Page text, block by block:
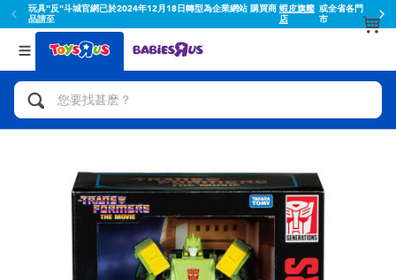
玩具"反"斗城官網已於2024年12月18日轉型為企業網站 購買商
品請至
蝦皮旗艦
店
或全省各門
市
返回
分類目錄
人氣英雄,角色扮演,射擊玩具
拼砌組合及樂高LEGO
玩具車,貨車,火車及遙控系列
返回
品牌
Toy Story玩具總動員
52TOYS
Fuggler